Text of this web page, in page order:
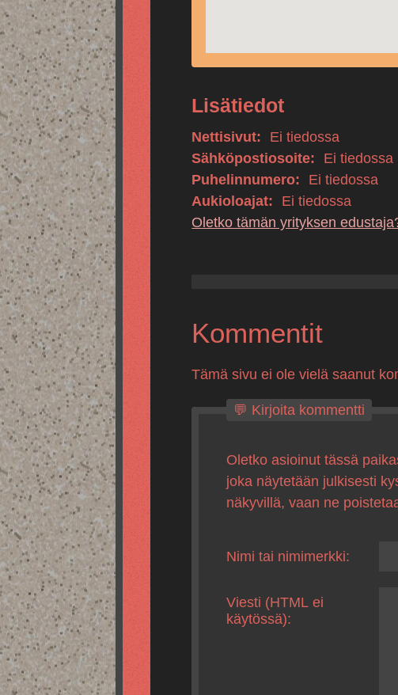
Lisätiedot
Nettisivut:
Ei tiedossa
Sähköpostiosoite:
Ei tiedossa
Puhelinnumero:
Ei tiedossa
Aukioloajat:
Ei tiedossa
Oletko tämän yrityksen
Kommentit
Tämä sivu ei ole vielä saanut
💬 Kirjoita kommentti
Oletko asioinut tässä
joka näytetään julkisesti
näkyvillä, vaan ne
Nimi tai nimimerkki:
Viesti (HTML ei
käytössä):